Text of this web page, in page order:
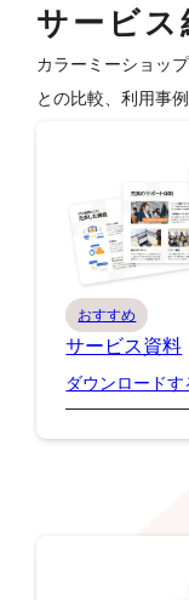
サービス
カラーミーショッ
との比較、利用事
おすすめ
サービス資料
ダウンロードす